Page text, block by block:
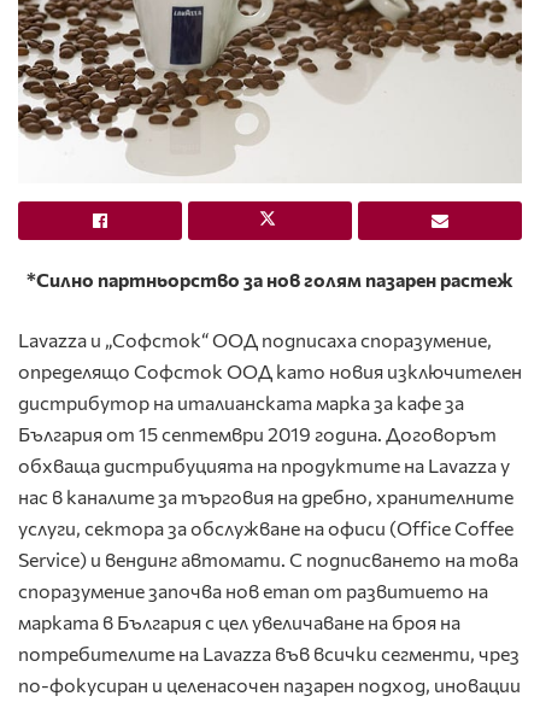
*Силно партньорство за нов голям пазарен растеж
Lavazza и „Софсток“ ООД подписаха споразумение,
определящо Софсток ООД като новия изключителен
дистрибутор на италианската марка за кафе за
България от 15 септември 2019 година. Договорът
обхваща дистрибуцията на продуктите на Lavazza у
нас в каналите за търговия на дребно, хранителните
услуги, сектора за обслужване на офиси (Office Coffee
Service) и вендинг автомати. С подписването на това
споразумение започва нов етап от развитието на
марката в България с цел увеличаване на броя на
потребителите на Lavazza във всички сегменти, чрез
по-фокусиран и целенасочен пазарен подход, иновации